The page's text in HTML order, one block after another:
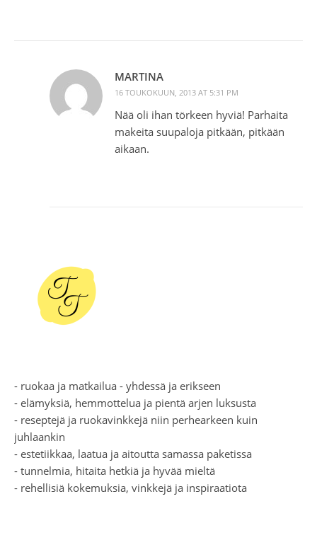
MARTINA
16 TOUKOKUUN, 2013 AT 5:31 PM
Nää oli ihan törkeen hyviä! Parhaita
makeita suupaloja pitkään, pitkään
aikaan.
- ruokaa ja matkailua - yhdessä ja erikseen
- elämyksiä, hemmottelua ja pientä arjen luksusta
- reseptejä ja ruokavinkkejä niin perhearkeen kuin
juhlaankin
- estetiikkaa, laatua ja aitoutta samassa paketissa
- tunnelmia, hitaita hetkiä ja hyvää mieltä
- rehellisiä kokemuksia, vinkkejä ja inspiraatiota